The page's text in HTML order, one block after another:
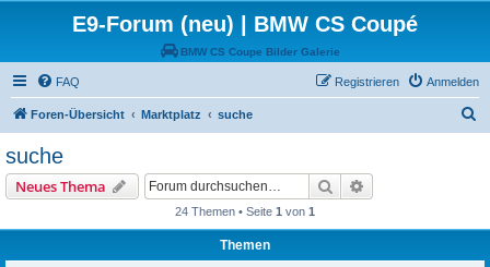
E9-Forum (neu) | BMW CS Coupé
BMW CS Coupe Bilder Galerie
FAQ Anmelden
Registrieren
Foren-Übersicht Marktplatz suche
suche
Neues Thema Suche
24 Themen • Seite 1 von 1
Themen